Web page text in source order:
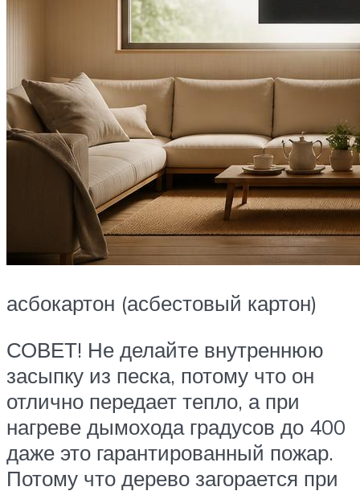
асбокартон (асбестовый картон)
СОВЕТ! Не делайте внутреннюю
засыпку из песка, потому что он
отлично передает тепло, а при
нагреве дымохода градусов до 400
даже это гарантированный пожар.
Потому что дерево загорается при